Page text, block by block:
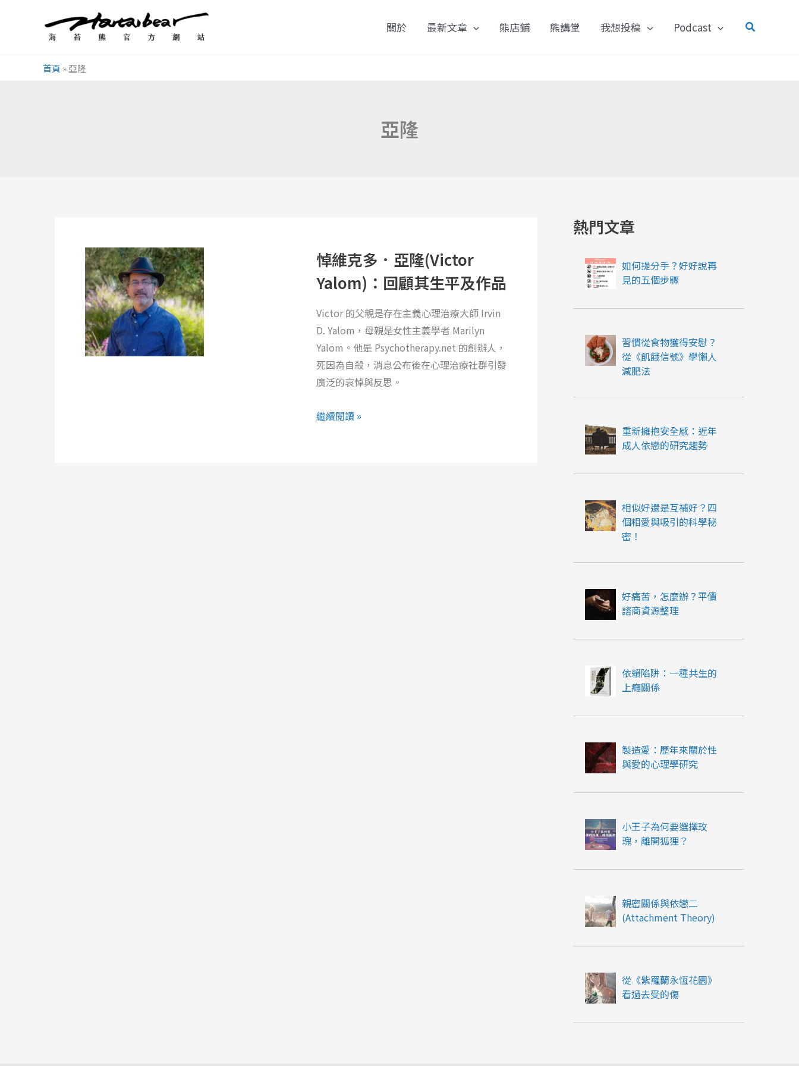
關於 最新文章 熊店鋪 熊講堂 我想投稿 Podcast
搜
首頁 »亞隆
亞隆
悼維克多．亞隆(Victor
Yalom)：回顧其生平及作品
Victor 的父親是存在主義心理治療大師 Irvin
D. Yalom，母親是女性主義學者 Marilyn
Yalom。他是 Psychotherapy.net 的創辦人，
死因為自殺，消息公布後在心理治療社群引發
廣泛的哀悼與反思。
克
多．
亞
隆
(Victor
Yalom)：
回
顧
生
繼續閱讀 »
熱門文章
如何提分手？好好說再
見的五個步驟
習慣從食物獲得安慰？
從《飢餓信號》學懶人
減肥法
重新擁抱安全感：近年
成人依戀的研究趨勢
相似好還是互補好？四
個相愛與吸引的科學秘
密！
好痛苦，怎麼辦？平價
諮商資源整理
依賴陷阱：一種共生的
上癮關係
製造愛：歷年來關於性
與愛的心理學研究
小王子為何要選擇玫
瑰，離開狐狸？
親密關係與依戀二
(Attachment Theory)
從《紫羅蘭永恆花園》
看過去受的傷